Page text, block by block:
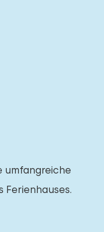
umfangreiche
Ferienhauses.